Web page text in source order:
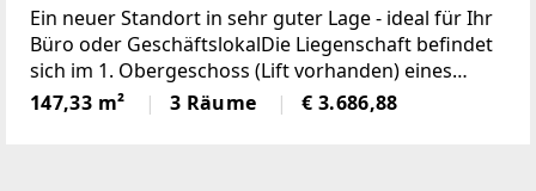
Ein neuer Standort in sehr guter Lage - ideal für Ihr
Büro oder GeschäftslokalDie Liegenschaft befindet
sich im 1. Obergeschoss (Lift vorhanden) eines
wunderschönen Stilaltbauhauses und bietet eine
Nutzfläche von ca. 147 m². Raumaufteilung:+
147,33 m² 3 Räume € 3.686,88